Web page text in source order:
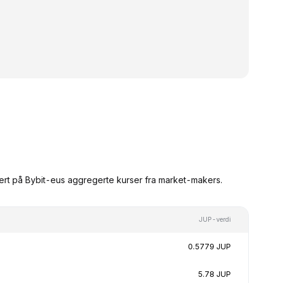
på Bybit-eus aggregerte kurser fra market-makers.
JUP-verdi
0.5779 JUP
5.78 JUP